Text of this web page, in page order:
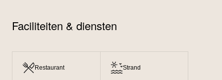
Faciliteiten & diensten
Restaurant Strand